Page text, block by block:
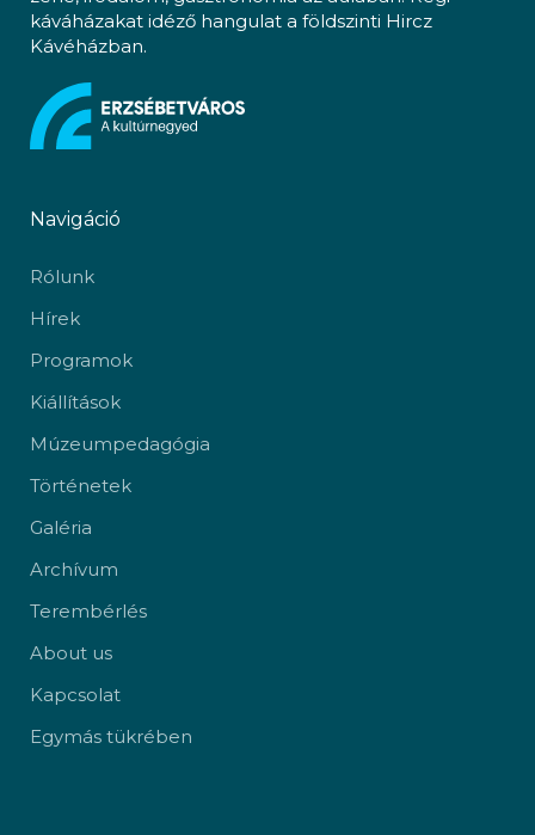
káváházakat idéző hangulat a földszinti Hircz
Kávéházban.
Navigáció
Rólunk
Hírek
Programok
Kiállítások
Múzeumpedagógia
Történetek
Galéria
Archívum
Terembérlés
About us
Kapcsolat
Egymás tükrében